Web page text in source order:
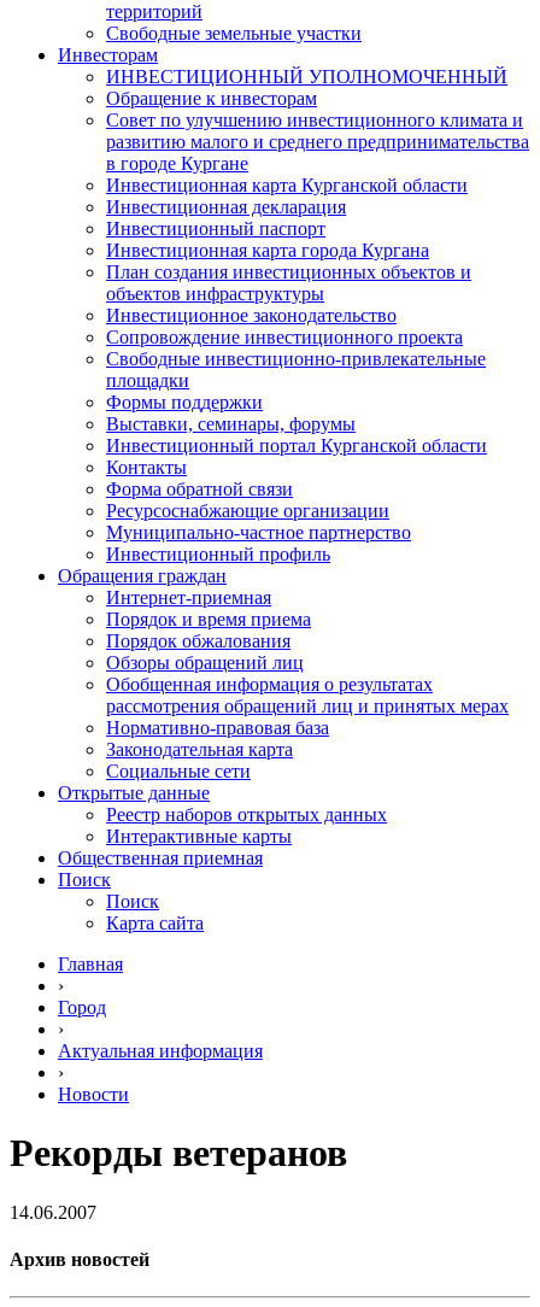
территорий
Свободные земельные участки
Инвесторам
ИНВЕСТИЦИОННЫЙ УПОЛНОМОЧЕННЫЙ
Обращение к инвесторам
Совет по улучшению инвестиционного климата и
развитию малого и среднего предпринимательства
в городе Кургане
Инвестиционная карта Курганской области
Инвестиционная декларация
Инвестиционный паспорт
Инвестиционная карта города Кургана
План создания инвестиционных объектов и
объектов инфраструктуры
Инвестиционное законодательство
Сопровождение инвестиционного проекта
Свободные инвестиционно-привлекательные
площадки
Формы поддержки
Выставки, семинары, форумы
Инвестиционный портал Курганской области
Контакты
Форма обратной связи
Ресурсоснабжающие организации
Муниципально-частное партнерство
Инвестиционный профиль
Обращения граждан
Интернет-приемная
Порядок и время приема
Порядок обжалования
Обзоры обращений лиц
Обобщенная информация о результатах
рассмотрения обращений лиц и принятых мерах
Нормативно-правовая база
Законодательная карта
Социальные сети
Открытые данные
Реестр наборов открытых данных
Интерактивные карты
Общественная приемная
Поиск
Поиск
Карта сайта
Главная
›
Город
›
Актуальная информация
›
Новости
Рекорды ветеранов
14.06.2007
Архив новостей